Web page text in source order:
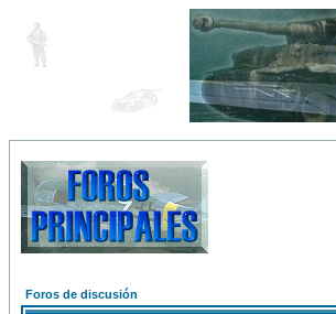
Foros de discusión